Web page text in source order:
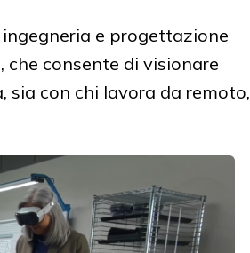
e progettazione
consente di visionare
sia con chi lavora da remoto,